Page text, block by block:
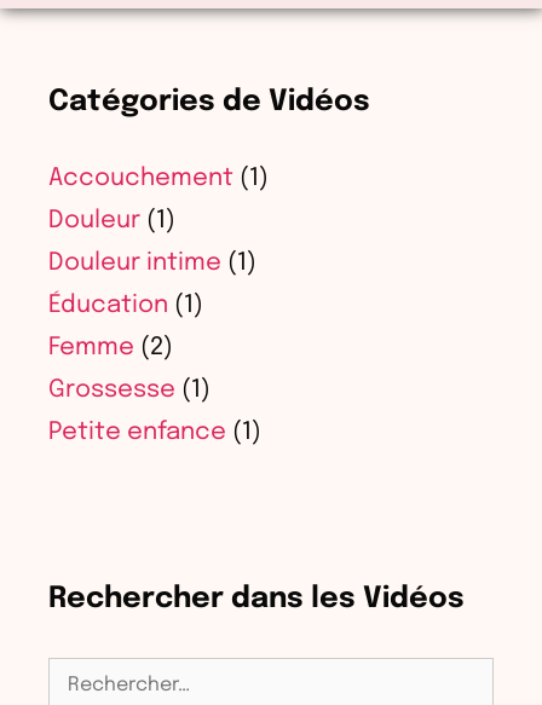
Catégories de Vidéos
Accouchement (1)
Douleur (1)
Douleur intime (1)
Éducation (1)
Femme (2)
Grossesse (1)
Petite enfance (1)
Rechercher dans les Vidéos
Rechercher :